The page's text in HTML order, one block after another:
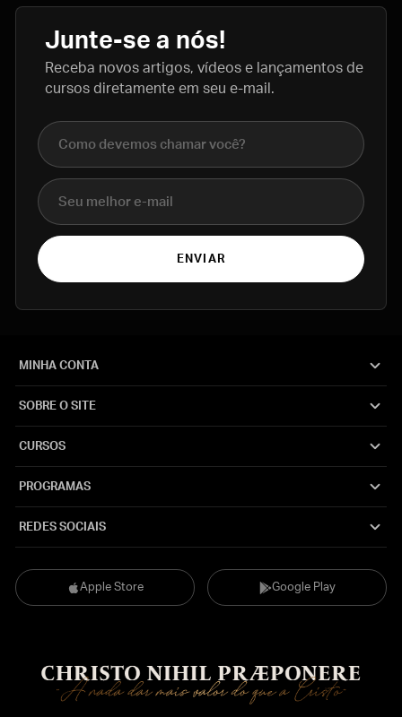
Junte-se a nós!
Receba novos artigos, vídeos e lançamentos de
cursos diretamente em seu e-mail.
Nome completo
E-mail
ENVIAR
Apple Store Google Play
MINHA CONTA
SOBRE O SITE
CURSOS
PROGRAMAS
REDES SOCIAIS